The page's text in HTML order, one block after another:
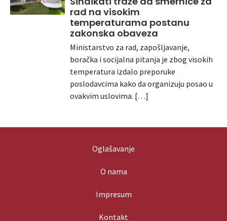
rad na visokim
temperaturama postanu
zakonska obaveza
Ministarstvo za rad, zapošljavanje,
boračka i socijalna pitanja je zbog visokih
temperatura izdalo preporuke
poslodavcima kako da organizuju posao u
ovakvim uslovima. […]
Oglašavanje
O nama
Impresum
Kontakt